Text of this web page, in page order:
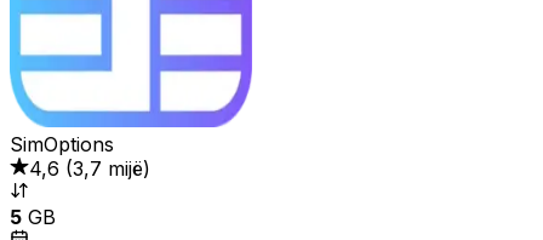
SimOptions
4,6 (3,7 mijë)
5 GB